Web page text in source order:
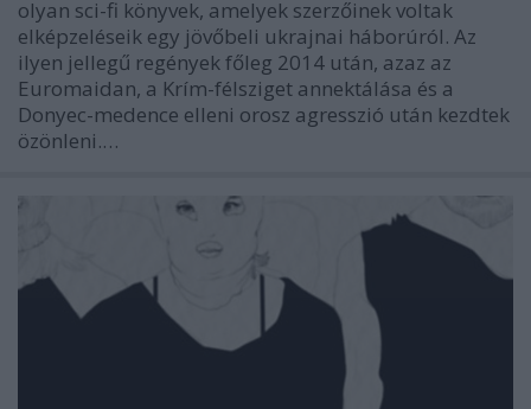
olyan sci-fi könyvek, amelyek szerzőinek voltak
elképzeléseik egy jövőbeli ukrajnai háborúról. Az
ilyen jellegű regények főleg 2014 után, azaz az
Euromaidan, a Krím-félsziget annektálása és a
Donyec-medence elleni orosz agresszió után kezdtek
özönleni.…